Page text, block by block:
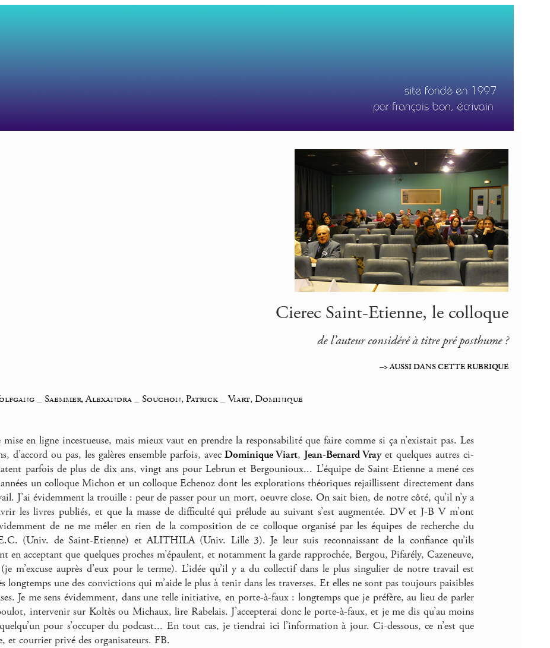
Cierec Saint-Etienne, le colloque
de l’auteur considéré à titre pré posthume ?
–> AUSSI DANS CETTE RUBRIQUE
_Saemmer, Alexandra _Souchon, Patrick _Viart, Dominique
mise en ligne incestueuse, mais mieux vaut en prendre la responsabilité que faire comme si ça n’existait pas. Les
d’accord ou pas, les galères ensemble parfois, avecDominique Viart, Jean-Bernard Vrayet quelques autres ci-
parfois de plus de dix ans, vingt ans pour Lebrun et Bergounioux... L’équipe de Saint-Etienne a mené ces
un colloque Michon et un colloque Echenoz dont les explorations théoriques rejaillissent directement dans
J’ai évidemment la trouille : peur de passer pour un mort, oeuvre close. On sait bien, de notre côté, qu’il n’y a
les livres publiés, et que la masse de difficulté qui prélude au suivant s’est augmentée. DV et J-B V m’ont
de ne me mêler en rien de la composition de ce colloque organisé par les équipes de recherche du
(Univ. de Saint-Etienne) et ALITHILA (Univ. Lille 3). Je leur suis reconnaissant de la confiance qu’ils
en acceptant que quelques proches m’épaulent, et notamment la garde rapprochée, Bergou, Pifarély, Cazeneuve,
m’excuse auprès d’eux pour le terme). L’idée qu’il y a du collectif dans le plus singulier de notre travail est
longtemps une des convictions qui m’aide le plus à tenir dans les traverses. Et elles ne sont pas toujours paisibles
Je me sens évidemment, dans une telle initiative, en porte-à-faux : longtemps que je préfère, au lieu de parler
intervenir sur Koltès ou Michaux, lire Rabelais. J’accepterai donc le porte-à-faux, et je me dis qu’au moins
pour s’occuper du podcast... En tout cas, je tiendrai ici l’information à jour. Ci-dessous, ce n’est que
et courrier privé des organisateurs. FB.